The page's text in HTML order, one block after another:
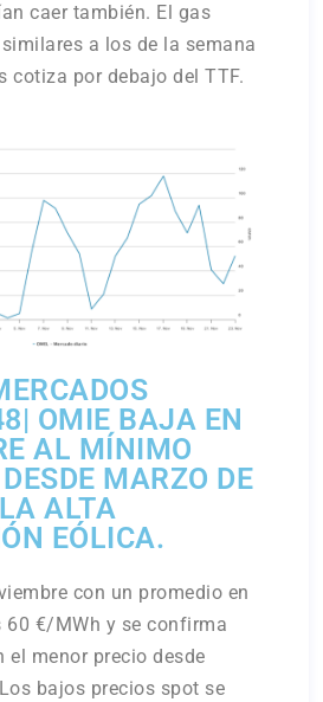
caer también. El gas
a los de la semana
cotiza por debajo del TTF.
OMIE BAJA EN
AL MÍNIMO
MARZO DE
ALTA
EÓLICA.
con un promedio en
60 €/MWh y se confirma
el menor precio desde
bajos precios spot se